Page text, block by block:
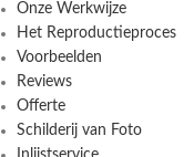
Onze Werkwijze
Het Reproductieproces
Voorbeelden
Reviews
Offerte
Schilderij van Foto